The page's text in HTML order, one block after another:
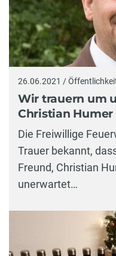
26.06.2021 /
Wir trauern um
Christian Humer
Die Freiwillige
Trauer bekannt,
Freund, Christian
unerwartet…